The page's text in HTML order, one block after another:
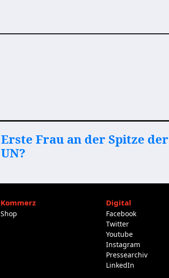
Erste Frau an der Spitze der
UN?
Kommerz
Shop
Digital
Facebook
Twitter
Youtube
Instagram
Pressearchiv
LinkedIn